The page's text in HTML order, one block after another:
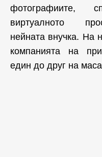
фотографиите,
виртуалното
нейната внучка. На
компанията на
един до друг на